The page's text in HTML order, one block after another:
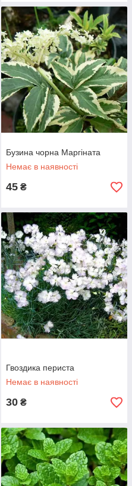
Бузина чорна Маргіната
Немає в наявності
45 ₴
Гвоздика периста
Немає в наявності
30 ₴